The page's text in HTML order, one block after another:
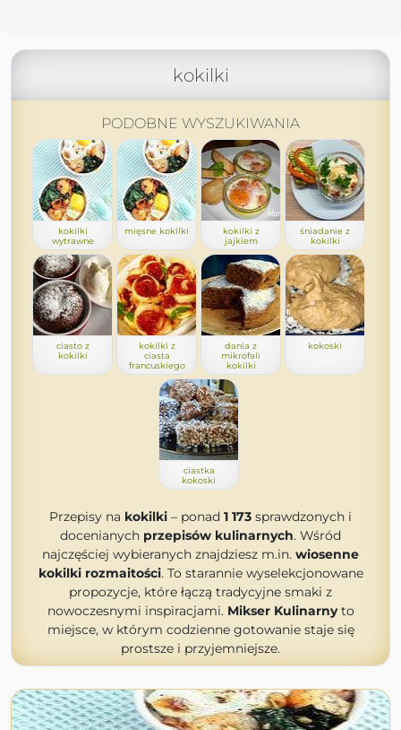
kokilki
PODOBNE WYSZUKIWANIA
kokilki
wytrawne
mięsne kokilki
kokilki z
jajkiem
śniadanie z
kokilki
ciasto z
kokilki
kokilki z
ciasta
francuskiego
dania z
mikrofali
kokilki
kokoski
ciastka
kokoski
Przepisy na kokilki – ponad 1 173 sprawdzonych i
docenianych przepisów kulinarnych. Wśród
najczęściej wybieranych znajdziesz m.in. wiosenne
kokilki rozmaitości. To starannie wyselekcjonowane
propozycje, które łączą tradycyjne smaki z
nowoczesnymi inspiracjami. Mikser Kulinarnyto
miejsce, w którym codzienne gotowanie staje się
prostsze i przyjemniejsze.